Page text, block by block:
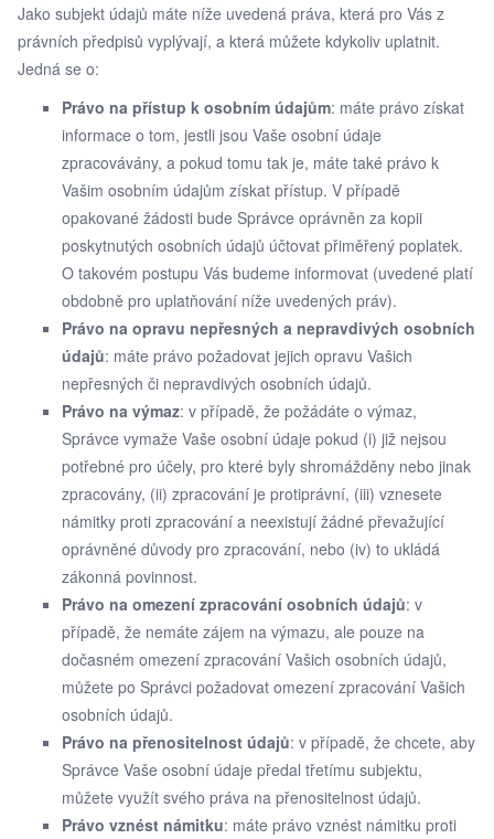
Jako subjekt údajů máte níže uvedená práva, která pro Vás z
právních předpisů vyplývají, a která můžete kdykoliv uplatnit.
Jedná se o:
Právo na přístup k osobním údajům: máte právo získat
informace o tom, jestli jsou Vaše osobní údaje
zpracovávány, a pokud tomu tak je, máte také právo k
Vašim osobním údajům získat přístup. V případě
opakované žádosti bude Správce oprávněn za kopii
poskytnutých osobních údajů účtovat přiměřený poplatek.
O takovém postupu Vás budeme informovat (uvedené platí
obdobně pro uplatňování níže uvedených práv).
Právo na opravu nepřesných a nepravdivých osobních
údajů: máte právo požadovat jejich opravu Vašich
nepřesných či nepravdivých osobních údajů.
Právo na výmaz: v případě, že požádáte o výmaz,
Správce vymaže Vaše osobní údaje pokud (i) již nejsou
potřebné pro účely, pro které byly shromážděny nebo jinak
zpracovány, (ii) zpracování je protiprávní, (iii) vznesete
námitky proti zpracování a neexistují žádné převažující
oprávněné důvody pro zpracování, nebo (iv) to ukládá
zákonná povinnost.
Právo na omezení zpracování osobních údajů: v
případě, že nemáte zájem na výmazu, ale pouze na
dočasném omezení zpracování Vašich osobních údajů,
můžete po Správci požadovat omezení zpracování Vašich
osobních údajů.
Právo na přenositelnost údajů: v případě, že chcete, aby
Správce Vaše osobní údaje předal třetímu subjektu,
můžete využít svého práva na přenositelnost údajů.
Právo vznést námitku: máte právo vznést námitku proti